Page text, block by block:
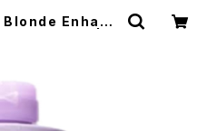
Enhanc